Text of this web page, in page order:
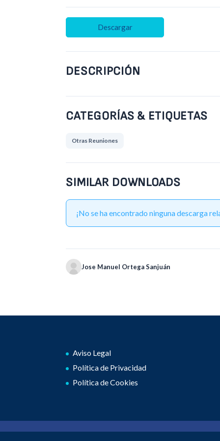
Descargar
DESCRIPCIÓN
CATEGORÍAS & ETIQUETAS
Otras Reuniones
SIMILAR DOWNLOADS
¡No se ha encontrado ninguna descarga
Jose Manuel Ortega Sanjuán
Aviso Legal
Política de Privacidad
Política de Cookies